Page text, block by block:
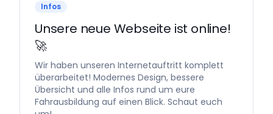
Infos
Unsere neue Webseite ist online!
🚀
Wir haben unseren Internetauftritt komplett
überarbeitet! Modernes Design, bessere
Übersicht und alle Infos rund um eure
Fahrausbildung auf einen Blick. Schaut euch